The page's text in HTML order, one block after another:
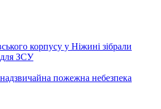
корпусу у Ніжині зібрали
для ЗСУ
пожежна небезпека